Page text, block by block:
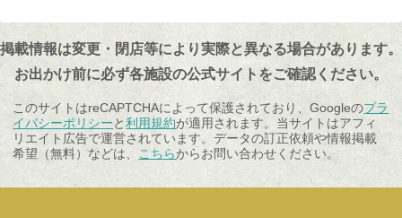
掲載情報は変更・閉店等により実際と異なる場合があります。
お出かけ前に必ず各施設の公式サイトをご確認ください。
このサイトはreCAPTCHAによって保護されており、Googleのプラ
イバシーポリシーと利用規約が適用されます。当サイトはアフィ
リエイト広告で運営されています。データの訂正依頼や情報掲載
希望（無料）などは、
こちらからお問い合わせください。